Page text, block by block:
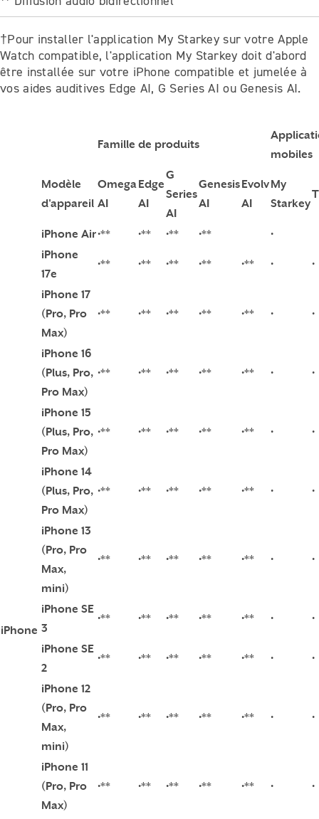
†Pour installer l'application My Starkey sur votre Apple
Watch compatible, l'application My Starkey doit d'abord
être installée sur votre iPhone compatible et jumelée à
vos aides auditives Edge AI, G Series AI ou Genesis AI.
Famille de produits
mobiles
Modèle
d'appareil
Omega
AI
Edge
AI
G
Series
AI
Genesis
AI
Evolv
AI
My
Starkey
iPhone
iPhone Air•** •** •** •**
•
iPhone
17e
•** •** •** •** •** • •
iPhone 17
(Pro, Pro
Max)
•** •** •** •** •** • •
iPhone 16
(Plus, Pro,
Pro Max)
•** •** •** •** •** • •
iPhone 15
(Plus, Pro,
Pro Max)
•** •** •** •** •** • •
iPhone 14
(Plus, Pro,
Pro Max)
•** •** •** •** •** • •
iPhone 13
(Pro, Pro
Max,
mini)
•** •** •** •** •** • •
iPhone SE
3
•** •** •** •** •** • •
iPhone SE
2
•** •** •** •** •** • •
iPhone 12
(Pro, Pro
Max,
mini)
•** •** •** •** •** • •
iPhone 11
(Pro, Pro
Max)
•** •** •** •** •** • •